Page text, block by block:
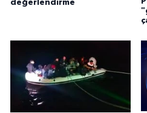
değerlendirme